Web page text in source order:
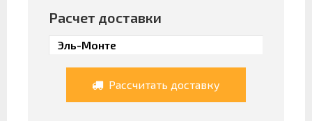
Расчет доставки
Рассчитать доставку